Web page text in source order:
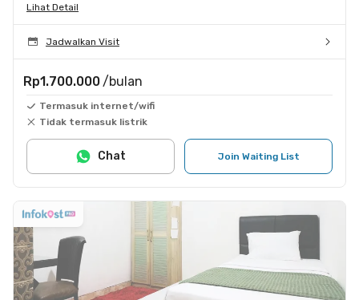
Lihat Detail
Jadwalkan Visit
Rp1.700.000 /bulan
Termasuk internet/wifi
Tidak termasuk listrik
Join Waiting List
Chat